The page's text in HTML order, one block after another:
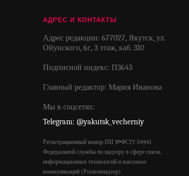
АДРЕС И КОНТАКТЫ
Адрес редакции: 677027, Якутск, ул.
Ойунского, 6г, 3 этаж, каб. 310
Подписной индекс: П3643
Главный редактор: Мария Иванова
Мы в соцсетях:
Telegram: @yakutsk_vecherniy
Регистрационный номер ПИ №ФС77-54941
Федеральной службы по надзору в сфере связи,
информационных технологий и массовых
коммуникаций (Роскомнадзор)